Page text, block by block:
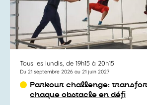
Tous les lundis, de 19h15 à 20h15
Du 21 septembre 2026 au 21 juin 2027
Parkour challenge:
chaque obstacle en défi